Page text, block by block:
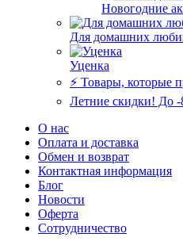
Новогодние
Для домашних
Уценка
⚡️ Товары, которые
Летние скидки! До -
О нас
Оплата и доставка
Обмен и возврат
Контактная информация
Блог
Новости
Оферта
Сотрудничество